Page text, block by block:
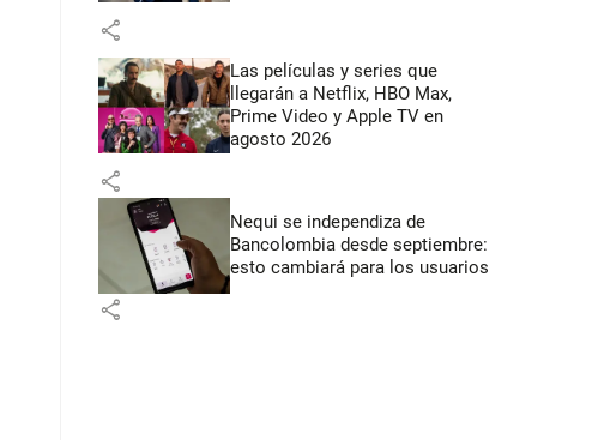
share
Las películas y series que
llegarán a Netflix, HBO Max,
Prime Video y Apple TV en
agosto 2026
share
Nequi se independiza de
Bancolombia desde septiembre:
esto cambiará para los usuarios
share